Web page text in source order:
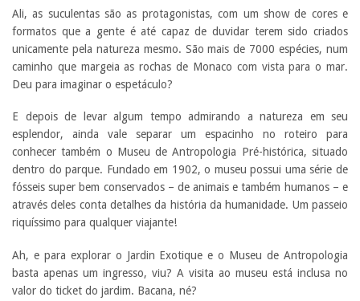
Ali, as suculentas são as protagonistas, com um show de cores e
formatos que a gente é até capaz de duvidar terem sido criados
unicamente pela natureza mesmo. São mais de 7000 espécies, num
caminho que margeia as rochas de Monaco com vista para o mar.
Deu para imaginar o espetáculo?
E depois de levar algum tempo admirando a natureza em seu
esplendor, ainda vale separar um espacinho no roteiro para
conhecer também o Museu de Antropologia Pré-histórica, situado
dentro do parque. Fundado em 1902, o museu possui uma série de
fósseis super bem conservados – de animais e também humanos – e
através deles conta detalhes da história da humanidade. Um passeio
riquíssimo para qualquer viajante!
Ah, e para explorar o Jardin Exotique e o Museu de Antropologia
basta apenas um ingresso, viu? A visita ao museu está inclusa no
valor do ticket do jardim. Bacana, né?